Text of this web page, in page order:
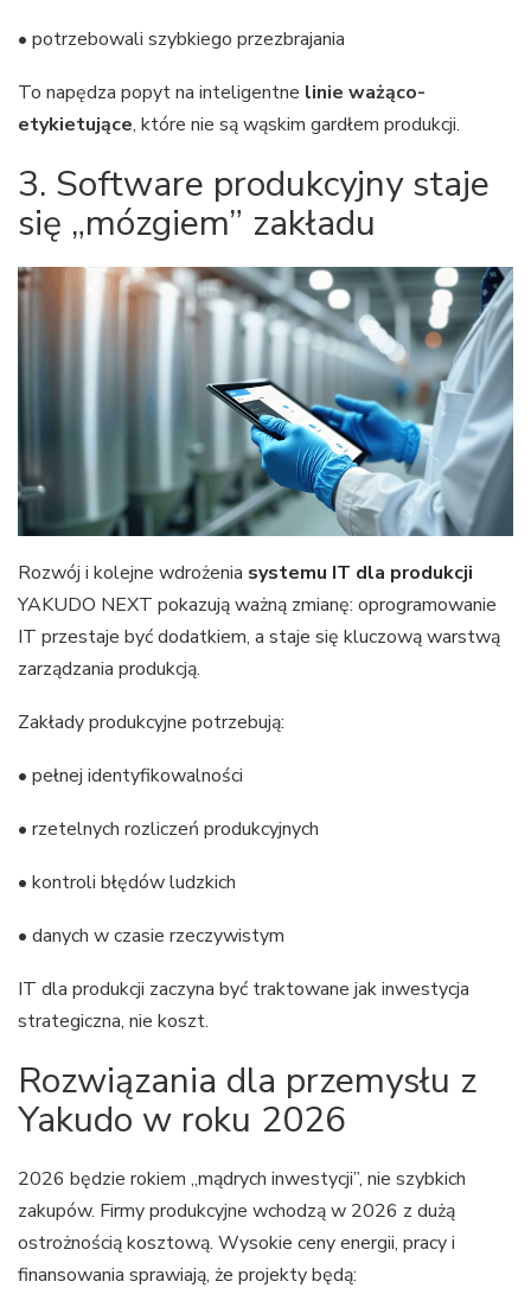
• potrzebowali szybkiego przezbrajania
To napędza popyt na inteligentne linie ważąco-
etykietujące, które nie są wąskim gardłem produkcji.
3. Software produkcyjny staje
się „mózgiem” zakładu
Rozwój i kolejne wdrożenia systemu IT dla produkcji
YAKUDO NEXT pokazują ważną zmianę: oprogramowanie
IT przestaje być dodatkiem, a staje się kluczową warstwą
zarządzania produkcją.
Zakłady produkcyjne potrzebują:
• pełnej identyfikowalności
• rzetelnych rozliczeń produkcyjnych
• kontroli błędów ludzkich
• danych w czasie rzeczywistym
IT dla produkcji zaczyna być traktowane jak inwestycja
strategiczna, nie koszt.
Rozwiązania dla przemysłu z
Yakudo w roku 2026
2026 będzie rokiem „mądrych inwestycji”, nie szybkich
zakupów. Firmy produkcyjne wchodzą w 2026 z dużą
ostrożnością kosztową. Wysokie ceny energii, pracy i
finansowania sprawiają, że projekty będą: